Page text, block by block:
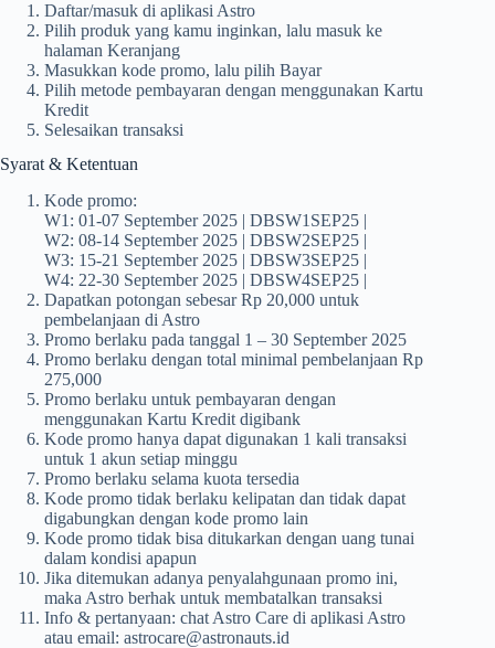
Daftar/masuk di aplikasi Astro
Pilih produk yang kamu inginkan, lalu masuk ke
halaman Keranjang
Masukkan kode promo, lalu pilih Bayar
Pilih metode pembayaran dengan menggunakan Kartu
Kredit
Selesaikan transaksi
Syarat & Ketentuan
Kode promo:
W1: 01-07 September 2025 | DBSW1SEP25 |
W2: 08-14 September 2025 | DBSW2SEP25 |
W3: 15-21 September 2025 | DBSW3SEP25 |
W4: 22-30 September 2025 | DBSW4SEP25 |
Dapatkan potongan sebesar Rp 20,000 untuk
pembelanjaan di Astro
Promo berlaku pada tanggal 1 – 30 September 2025
Promo berlaku dengan total minimal pembelanjaan Rp
275,000
Promo berlaku untuk pembayaran dengan
menggunakan Kartu Kredit digibank
Kode promo hanya dapat digunakan 1 kali transaksi
untuk 1 akun setiap minggu
Promo berlaku selama kuota tersedia
Kode promo tidak berlaku kelipatan dan tidak dapat
digabungkan dengan kode promo lain
Kode promo tidak bisa ditukarkan dengan uang tunai
dalam kondisi apapun
Jika ditemukan adanya penyalahgunaan promo ini,
maka Astro berhak untuk membatalkan transaksi
Info & pertanyaan: chat Astro Care di aplikasi Astro
atau email: astrocare@astronauts.id